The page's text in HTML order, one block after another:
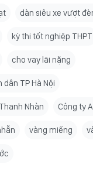
dàn siêu xe vượt
kỳ thi tốt nghiệp THPT
cho vay lãi nặng
TP Hà Nội
Nhàn Công ty
vàng miếng